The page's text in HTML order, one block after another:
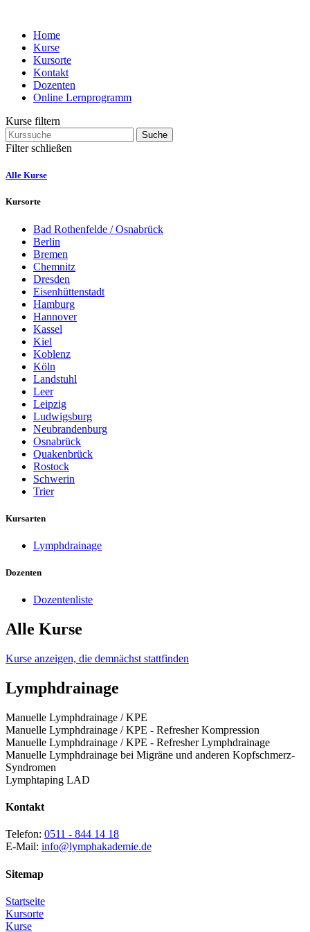
Home
Kurse
Kursorte
Kontakt
Dozenten
Online Lernprogramm
Kurse filtern
Suche
Filter schließen
Alle Kurse
Kursorte
Bad Rothenfelde / Osnabrück
Berlin
Bremen
Chemnitz
Dresden
Eisenhüttenstadt
Hamburg
Hannover
Kassel
Kiel
Koblenz
Köln
Landstuhl
Leer
Leipzig
Ludwigsburg
Neubrandenburg
Osnabrück
Quakenbrück
Rostock
Schwerin
Trier
Kursarten
Lymphdrainage
Dozenten
Dozentenliste
Alle Kurse
Kurse anzeigen, die demnächst stattfinden
Lymphdrainage
Manuelle Lymphdrainage / KPE
Manuelle Lymphdrainage / KPE - Refresher Kompression
Manuelle Lymphdrainage / KPE - Refresher Lymphdrainage
Manuelle Lymphdrainage bei Migräne und anderen Kopfschmerz-
Syndromen
Lymphtaping LAD
Kontakt
Telefon: 0511 - 844 14 18
E-Mail: info@lymphakademie.de
Sitemap
Startseite
Kursorte
Kurse